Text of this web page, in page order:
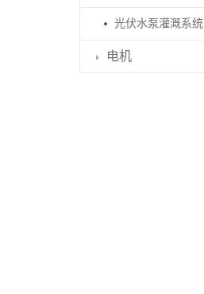
光伏水泵灌溉系统
电机